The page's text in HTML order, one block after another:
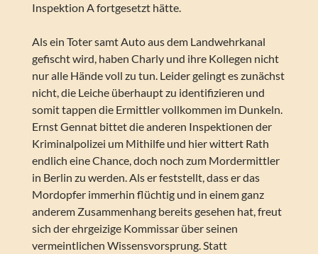
Inspektion A fortgesetzt hätte.
Als ein Toter samt Auto aus dem Landwehrkanal
gefischt wird, haben Charly und ihre Kollegen nicht
nur alle Hände voll zu tun. Leider gelingt es zunächst
nicht, die Leiche überhaupt zu identifizieren und
somit tappen die Ermittler vollkommen im Dunkeln.
Ernst Gennat bittet die anderen Inspektionen der
Kriminalpolizei um Mithilfe und hier wittert Rath
endlich eine Chance, doch noch zum Mordermittler
in Berlin zu werden. Als er feststellt, dass er das
Mordopfer immerhin flüchtig und in einem ganz
anderem Zusammenhang bereits gesehen hat, freut
sich der ehrgeizige Kommissar über seinen
vermeintlichen Wissensvorsprung. Statt